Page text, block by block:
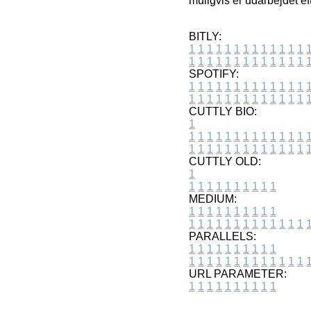
BITLY:
1 1 1 1 1 1 1 1 1 1 1 1 1 1
1 1 1 1 1 1 1 1 1 1 1 1 1 1
SPOTIFY:
1 1 1 1 1 1 1 1 1 1 1 1 1 1
1 1 1 1 1 1 1 1 1 1 1 1 1 1
CUTTLY BIO:
1
1 1 1 1 1 1 1 1 1 1 1 1 1 1
1 1 1 1 1 1 1 1 1 1 1 1 1 1
CUTTLY OLD:
1
1 1 1 1 1 1 1 1 1 1
MEDIUM:
1 1 1 1 1 1 1 1 1 1
1 1 1 1 1 1 1 1 1 1 1 1 1 1
PARALLELS:
1 1 1 1 1 1 1 1 1 1
1 1 1 1 1 1 1 1 1 1 1 1 1 1
URL PARAMETER:
1 1 1 1 1 1 1 1 1 1